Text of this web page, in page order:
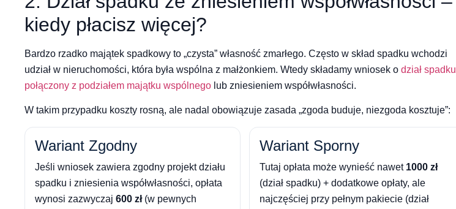
kiedy płacisz więcej?
Bardzo rzadko majątek spadkowy to „czysta” własność zmarłego. Często w skład spadku wchodzi
udział w nieruchomości, która była wspólna z małżonkiem. Wtedy składamy wniosek o dział spadku
połączony z podziałem majątku wspólnego lub zniesieniem współwłasności.
W takim przypadku koszty rosną, ale nadal obowiązuje zasada „zgoda buduje, niezgoda kosztuje”:
Wariant Zgodny
Jeśli wniosek zawiera zgodny projekt działu
spadku i zniesienia współwłasności, opłata
wynosi zazwyczaj 600 zł(w pewnych
Wariant Sporny
Tutaj opłata może wynieść nawet 1000 zł
(dział spadku) + dodatkowe opłaty, ale
najczęściej przy pełnym pakiecie (dział